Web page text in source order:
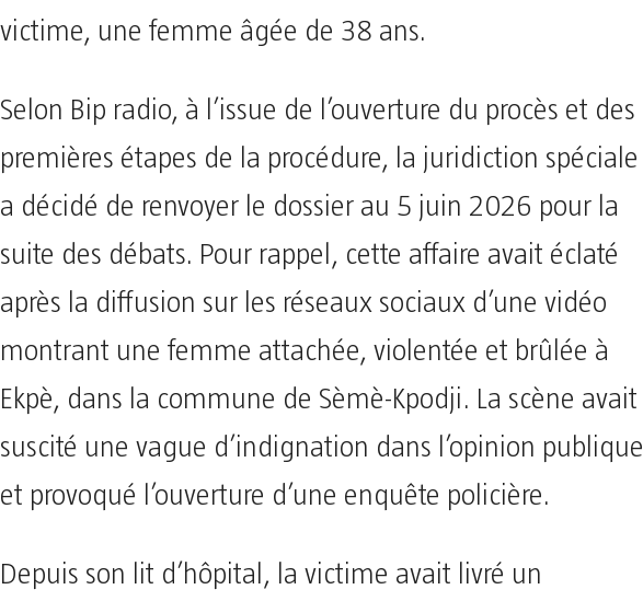
victime, une femme âgée de 38 ans.
Selon Bip radio, à l’issue de l’ouverture du procès et des
premières étapes de la procédure, la juridiction spéciale
a décidé de renvoyer le dossier au 5 juin 2026 pour la
suite des débats. Pour rappel, cette affaire avait éclaté
après la diffusion sur les réseaux sociaux d’une vidéo
montrant une femme attachée, violentée et brûlée à
Ekpè, dans la commune de Sèmè-Kpodji. La scène avait
suscité une vague d’indignation dans l’opinion publique
et provoqué l’ouverture d’une enquête policière.
Depuis son lit d’hôpital, la victime avait livré un